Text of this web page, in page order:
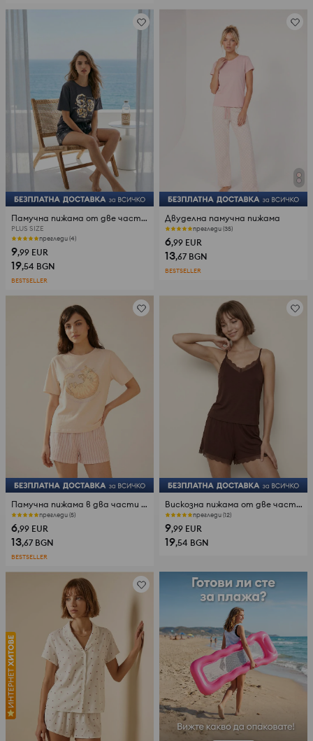
Памучна пижама от две части с принт на миди
PLUS SIZE
прегледи (4)
9,99 EUR
19,54 BGN
BESTSELLER
Двуделна памучна пижама
прегледи (35)
6,99 EUR
13,67 BGN
BESTSELLER
Памучна пижама в два части с мотив котка
прегледи (5)
6,99 EUR
13,67 BGN
BESTSELLER
Вискозна пижама от две части на презрамки с дантела
прегледи (12)
9,99 EUR
19,54 BGN